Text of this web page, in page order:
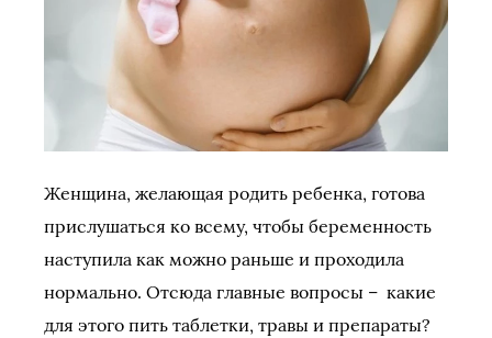
Женщина, желающая родить ребенка, готова
прислушаться ко всему, чтобы беременность
наступила как можно раньше и проходила
нормально. Отсюда главные вопросы – какие
для этого пить таблетки, травы и препараты?